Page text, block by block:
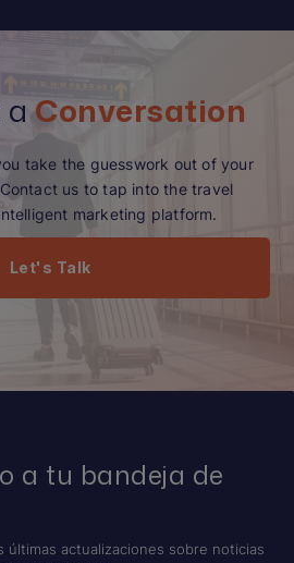
a Conversation
take the guesswork out of your
us to tap into the travel
marketing platform.
Let's Talk
a tu bandeja de
últimas actualizaciones sobre noticias